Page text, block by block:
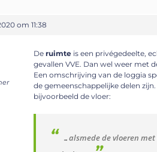
om 11:38
De ruimte is een privégedeelte,
gevallen VVE. Dan wel weer met
Een omschrijving van de loggia
de gemeenschappelijke delen
bijvoorbeeld de vloer:
…alsmede de vloeren